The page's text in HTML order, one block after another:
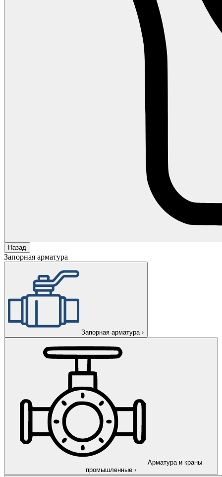
Назад
Запорная арматура
Запорная арматура ›
Арматура и краны
промышленные ›